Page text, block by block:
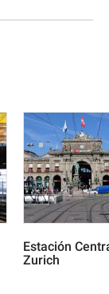
Estación
Zurich